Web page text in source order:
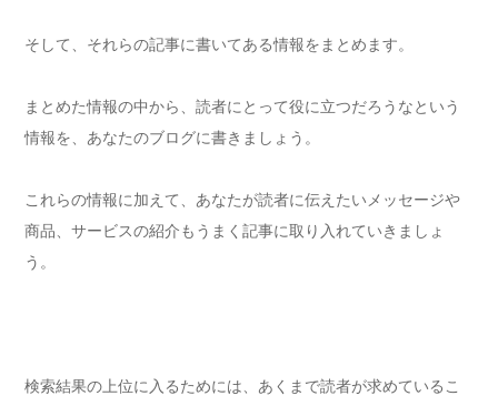
そして、それらの記事に書いてある情報をまとめます。
まとめた情報の中から、読者にとって役に立つだろうなという
情報を、あなたのブログに書きましょう。
これらの情報に加えて、あなたが読者に伝えたいメッセージや
商品、サービスの紹介もうまく記事に取り入れていきましょ
う。
検索結果の上位に入るためには、あくまで読者が求めているこ